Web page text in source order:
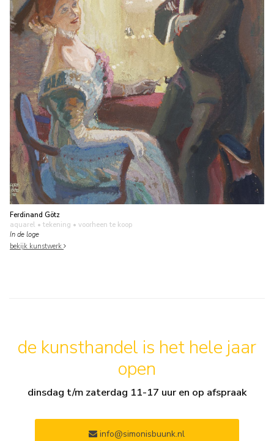
Ferdinand Götz
aquarel • tekening • voorheen te koop
In de loge
bekijk kunstwerk
de kunsthandel is het hele jaar
open
dinsdag t/m zaterdag 11-17 uur en op afspraak
info@simonisbuunk.nl